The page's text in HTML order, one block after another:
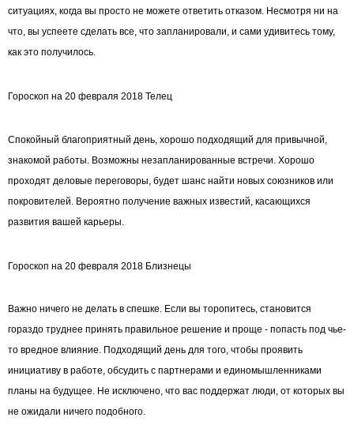
ситуациях, когда вы просто не можете ответить отказом. Несмотря ни на
что, вы успеете сделать все, что запланировали, и сами удивитесь тому,
как это получилось.
Гороскоп на 20 февраля 2018 Телец
Спокойный благоприятный день, хорошо подходящий для привычной,
знакомой работы. Возможны незапланированные встречи. Хорошо
проходят деловые переговоры, будет шанс найти новых союзников или
покровителей. Вероятно получение важных известий, касающихся
развития вашей карьеры.
Гороскоп на 20 февраля 2018 Близнецы
Важно ничего не делать в спешке. Если вы торопитесь, становится
гораздо труднее принять правильное решение и проще - попасть под чье-
то вредное влияние. Подходящий день для того, чтобы проявить
инициативу в работе, обсудить с партнерами и единомышленниками
планы на будущее. Не исключено, что вас поддержат люди, от которых вы
не ожидали ничего подобного.